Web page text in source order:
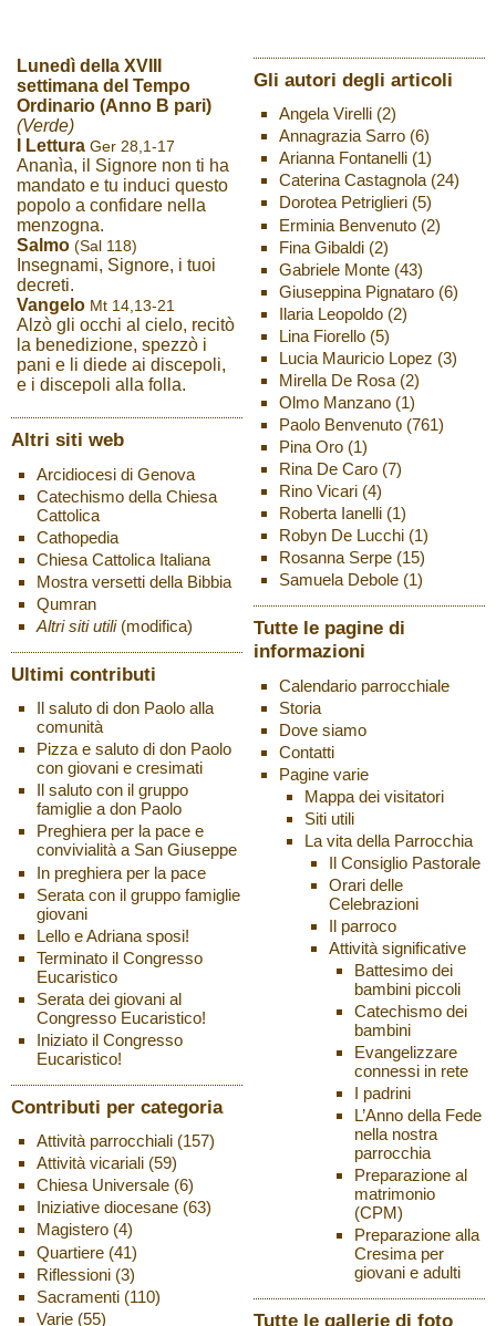
Lunedì della XVIII
settimana del Tempo
Ordinario (Anno B pari)
(Verde)
I Lettura Ger 28,1-17
Ananìa, il Signore non ti ha
mandato e tu induci questo
popolo a confidare nella
menzogna.
Salmo (Sal 118)
Insegnami, Signore, i tuoi
decreti.
Vangelo Mt 14,13-21
Alzò gli occhi al cielo, recitò
la benedizione, spezzò i
pani e li diede ai discepoli,
e i discepoli alla folla.
Altri siti web
Arcidiocesi di Genova
Catechismo della Chiesa
Cattolica
Cathopedia
Chiesa Cattolica Italiana
Mostra versetti della Bibbia
Qumran
Altri siti utili (modifica)
Ultimi contributi
Il saluto di don Paolo alla
comunità
Pizza e saluto di don Paolo
con giovani e cresimati
Il saluto con il gruppo
famiglie a don Paolo
Preghiera per la pace e
convivialità a San Giuseppe
In preghiera per la pace
Serata con il gruppo famiglie
giovani
Lello e Adriana sposi!
Terminato il Congresso
Eucaristico
Serata dei giovani al
Congresso Eucaristico!
Iniziato il Congresso
Eucaristico!
Contributi per categoria
Attività parrocchiali(157)
Attività vicariali(59)
Chiesa Universale(6)
Iniziative diocesane(63)
Magistero(4)
Quartiere(41)
Riflessioni(3)
Sacramenti(110)
Varie(55)
Gli autori degli articoli
Angela Virelli(2)
Annagrazia Sarro(6)
Arianna Fontanelli(1)
Caterina Castagnola(24)
Dorotea Petriglieri(5)
Erminia Benvenuto(2)
Fina Gibaldi(2)
Gabriele Monte(43)
Giuseppina Pignataro(6)
Ilaria Leopoldo(2)
Lina Fiorello(5)
Lucia Mauricio Lopez (3)
Mirella De Rosa(2)
Olmo Manzano(1)
Paolo Benvenuto(761)
Pina Oro(1)
Rina De Caro(7)
Rino Vicari(4)
Roberta Ianelli(1)
Robyn De Lucchi(1)
Rosanna Serpe(15)
Samuela Debole(1)
Tutte le pagine di
informazioni
Calendario parrocchiale
Storia
Dove siamo
Contatti
Pagine varie
Mappa dei visitatori
Siti utili
La vita della Parrocchia
Il Consiglio Pastorale
Orari delle
Celebrazioni
Il parroco
Attività significative
Battesimo dei
bambini piccoli
Catechismo dei
bambini
Evangelizzare
connessi in rete
I padrini
L’Anno della Fede
nella nostra
parrocchia
Preparazione al
matrimonio
(CPM)
Preparazione alla
Cresima per
giovani e adulti
Tutte le gallerie di foto